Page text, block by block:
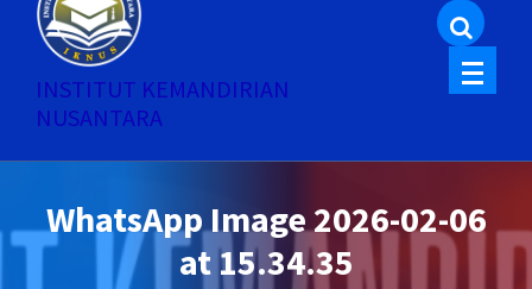
INSTITUT KEMANDIRIAN
NUSANTARA
WhatsApp Image 2026-02-06
at 15.34.35